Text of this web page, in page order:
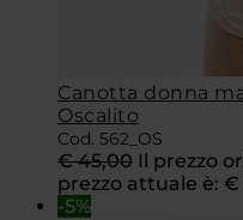
Canotta donna
Oscalito
Cod. 562_OS
€45,00 Il prezzo
prezzo attuale è: €
-5%